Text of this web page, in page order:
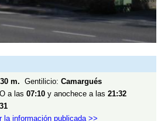
30 m. Gentilicio: Camargués
a las 07:10 y anochece a las 21:32
31
la información publicada >>